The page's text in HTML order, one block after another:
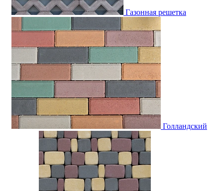
Газонная решетка
Голландский